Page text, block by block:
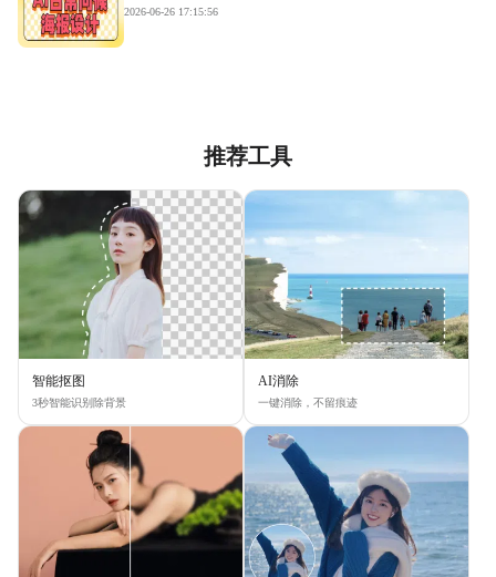
2026-06-26 17:15:56
推荐工具
智能抠图
3秒智能识别除背景
AI消除
一键消除，不留痕迹